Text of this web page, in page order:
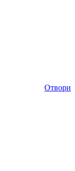
Отвори